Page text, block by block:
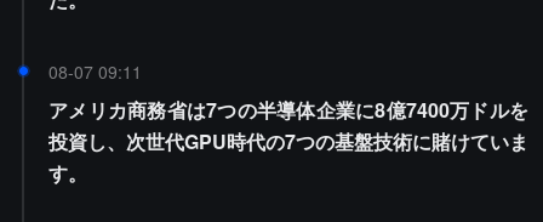
08-07 09:11
アメリカ商務省は7つの半導体企業に8億7400万ドルを
投資し、次世代GPU時代の7つの基盤技術に賭けていま
す。